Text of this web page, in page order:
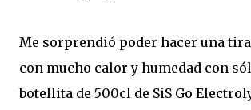
Me sorprendió poder hacer una
con mucho calor y humedad con
botellita de 500cl de SiS Go